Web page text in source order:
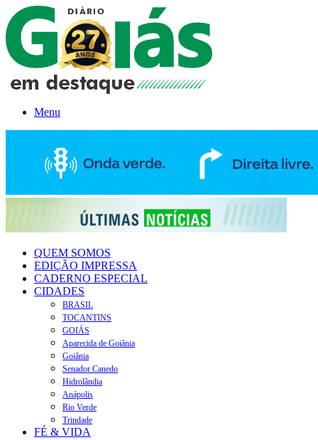
Menu
QUEM SOMOS
EDIÇÃO IMPRESSA
CADERNO ESPECIAL
CIDADES
BRASIL
TOCANTINS
GOIÁS
Aparecida de Goiânia
Goiânia
Senador Canedo
Hidrolândia
Anápolis
Rio Verde
Trindade
FÉ & VIDA